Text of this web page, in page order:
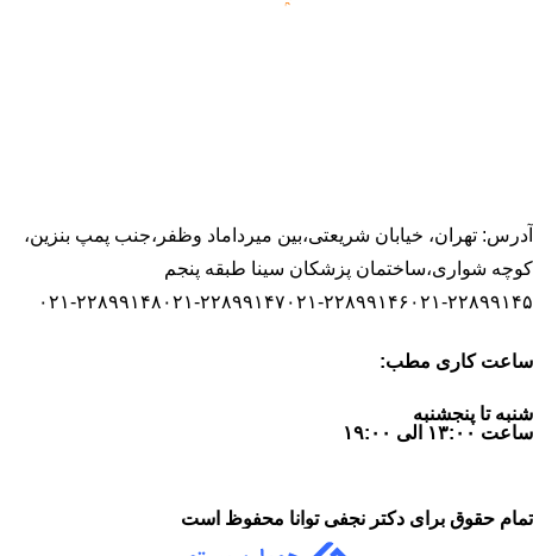
آدرس: تهران، خیابان شریعتی،بین میرداماد وظفر،جنب پمپ بنزین،
کوچه شواری،ساختمان پزشکان سینا طبقه پنجم
۰۲۱-۲۲۸۹۹۱۴۵ ۰۲۱-۲۲۸۹۹۱۴۶ ۰۲۱-۲۲۸۹۹۱۴۷ ۰۲۱-۲۲۸۹۹۱۴۸
ساعت کاری مطب:
شنبه تا پنجشنبه
ساعت ۱۳:۰۰ الی ۱۹:۰۰
تمام حقوق برای دکتر نجفی توانا محفوظ است